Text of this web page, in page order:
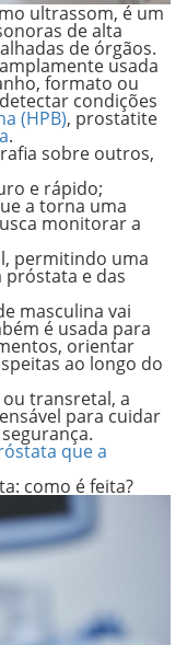
ultrassom, é um
de alta
de órgãos.
usada
formato ou
condições
(HPB), prostatite
.
sobre outros,
e rápido;
a torna uma
monitorar a
permitindo uma
próstata e das
masculina vai
é usada para
orientar
ao longo do
transretal, a
para cuidar
que a
como é feita?